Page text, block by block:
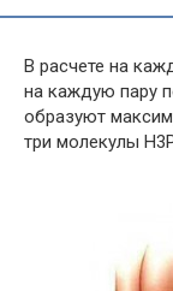
В расчете на
на каждую пару
образуют
три молекулы